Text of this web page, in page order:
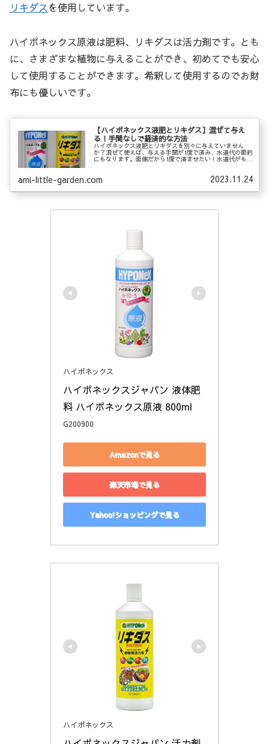
リキダスを使用しています。
ハイポネックス原液は肥料、リキダスは活力剤です。とも
に、さまざまな植物に与えることができ、初めてでも安心
して使用することができます。希釈して使用するのでお財
布にも優しいです。
【ハイポネックス液肥とリキダス】混ぜて与え
る！手間なしで経済的な方法
ハイポネックス液肥とリキダスを別々に与えていません
か？混ぜて使えば、与える手間が1度で済み、水道代の節約
にもなります。面倒だから1度で済ませたい！水道代がもっ
ami-little-garden.com 2023.11.24
ハイポネックス
ハイポネックスジャパン 液体肥
料 ハイポネックス原液 800ml
G200900
Amazonで見る
楽天市場で見る
Yahoo!ショッピングで見る
ハイポネックス